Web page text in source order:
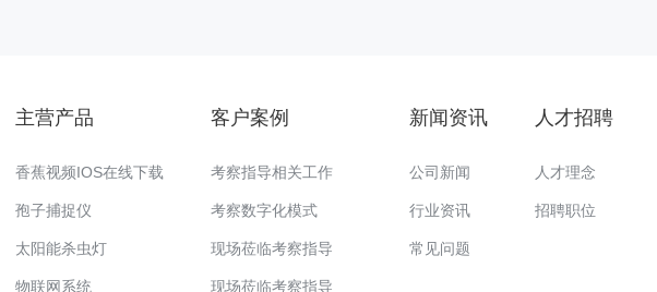
主营产品
香蕉视频IOS在线下载
孢子捕捉仪
太阳能杀虫灯
物联网系统
客户案例
考察指导相关工作
考察数字化模式
现场莅临考察指导
现场莅临考察指导
新闻资讯
公司新闻
行业资讯
常见问题
人才招聘
人才理念
招聘职位